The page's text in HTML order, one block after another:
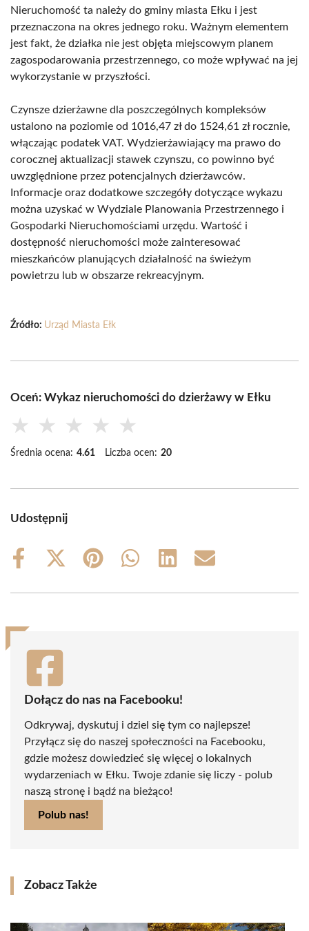
Nieruchomość ta należy do gminy miasta Ełku i jest
przeznaczona na okres jednego roku. Ważnym elementem
jest fakt, że działka nie jest objęta miejscowym planem
zagospodarowania przestrzennego, co może wpływać na jej
wykorzystanie w przyszłości.
Czynsze dzierżawne dla poszczególnych kompleksów
ustalono na poziomie od 1016,47 zł do 1524,61 zł rocznie,
włączając podatek VAT. Wydzierżawiający ma prawo do
corocznej aktualizacji stawek czynszu, co powinno być
uwzględnione przez potencjalnych dzierżawców.
Informacje oraz dodatkowe szczegóły dotyczące wykazu
można uzyskać w Wydziale Planowania Przestrzennego i
Gospodarki Nieruchomościami urzędu. Wartość i
dostępność nieruchomości może zainteresować
mieszkańców planujących działalność na świeżym
powietrzu lub w obszarze rekreacyjnym.
Źródło: Urząd Miasta Ełk
Oceń: Wykaz nieruchomości do dzierżawy w Ełku
★ ★ ★ ★ ★
Średnia ocena: 4.61 Liczba ocen: 20
Udostępnij
Share
Share
(Twitter)
Share
Share
Share
Share
Dołącz do nas na Facebooku!
Odkrywaj, dyskutuj i dziel się tym co najlepsze!
Przyłącz się do naszej społeczności na Facebooku,
gdzie możesz dowiedzieć się więcej o lokalnych
wydarzeniach w Ełku. Twoje zdanie się liczy - polub
naszą stronę i bądź na bieżąco!
Polub nas!
Zobacz Także